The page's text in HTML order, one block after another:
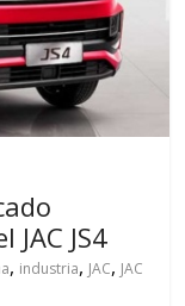
JS4
, industria, JAC, JAC